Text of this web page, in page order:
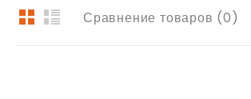
Сравнение товаров (0)